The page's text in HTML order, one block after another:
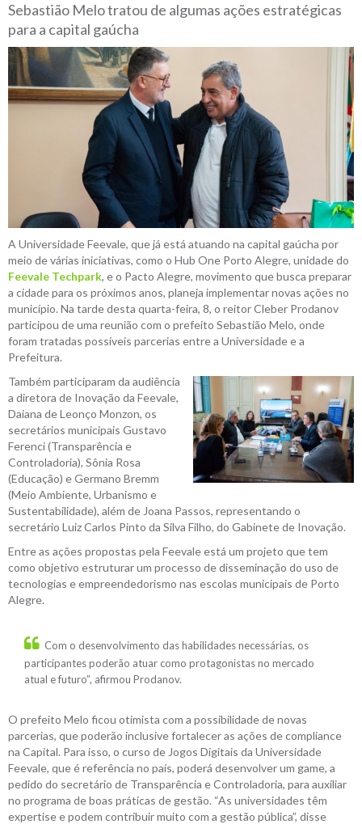
Sebastião Melo tratou de algumas ações estratégicas
para a capital gaúcha
A Universidade Feevale, que já está atuando na capital gaúcha por
meio de várias iniciativas, como o Hub One Porto Alegre, unidade do
Feevale Techpark, e o Pacto Alegre, movimento que busca preparar
a cidade para os próximos anos, planeja implementar novas ações no
município. Na tarde desta quarta-feira, 8, o reitor Cleber Prodanov
participou de uma reunião com o prefeito Sebastião Melo, onde
foram tratadas possíveis parcerias entre a Universidade e a
Prefeitura.
Também participaram da audiência
a diretora de Inovação da Feevale,
Daiana de Leonço Monzon, os
secretários municipais Gustavo
Ferenci (Transparência e
Controladoria), Sônia Rosa
(Educação) e Germano Bremm
(Meio Ambiente, Urbanismo e
Sustentabilidade), além de Joana Passos, representando o
secretário Luiz Carlos Pinto da Silva Filho, do Gabinete de Inovação.
Entre as ações propostas pela Feevale está um projeto que tem
como objetivo estruturar um processo de disseminação do uso de
tecnologias e empreendedorismo nas escolas municipais de Porto
Alegre.
Com o desenvolvimento das habilidades necessárias, os
participantes poderão atuar como protagonistas no mercado
atual e futuro”, afirmou Prodanov.
O prefeito Melo ficou otimista com a possibilidade de novas
parcerias, que poderão inclusive fortalecer as ações de compliance
na Capital. Para isso, o curso de Jogos Digitais da Universidade
Feevale, que é referência no país, poderá desenvolver um game, a
pedido do secretário de Transparência e Controladoria, para auxiliar
no programa de boas práticas de gestão. “As universidades têm
expertise e podem contribuir muito com a gestão pública”, disse